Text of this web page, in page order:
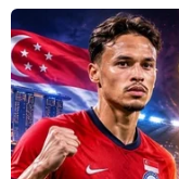
4/2027
08/08/2026 04:30
Tây Ninh ngăn
các vụ việc xâm